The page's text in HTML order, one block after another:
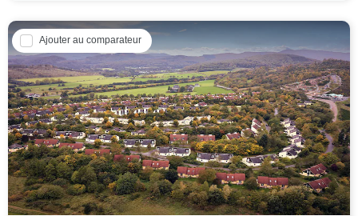
Ajouter au comparateur